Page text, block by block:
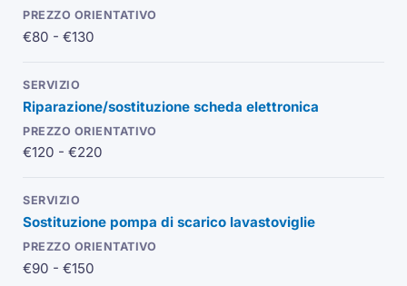
€80 - €130
Riparazione/sostituzione scheda elettronica
€120 - €220
Sostituzione pompa di scarico lavastoviglie
€90 - €150